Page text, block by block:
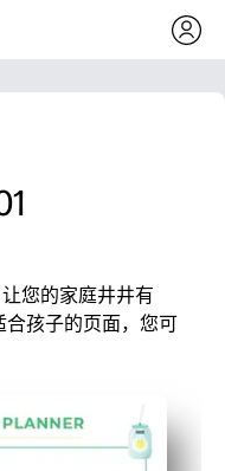
您的家庭井井有
孩子的页面，您可
您一目了然地查看优先